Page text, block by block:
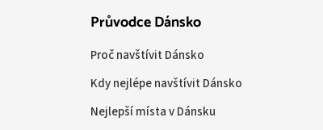
Průvodce Dánsko
Proč navštívit Dánsko
Kdy nejlépe navštívit Dánsko
Nejlepší místa v Dánsku